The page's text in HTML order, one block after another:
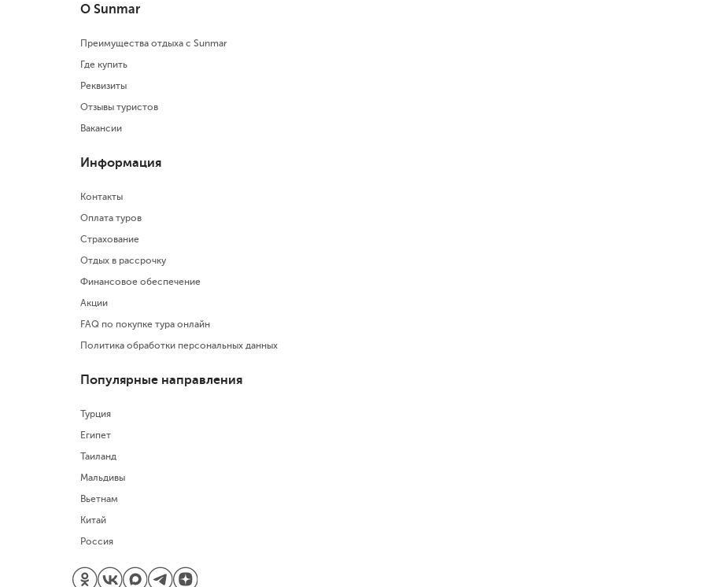
О Sunmar
Преимущества отдыха с Sunmar
Где купить
Реквизиты
Отзывы туристов
Вакансии
Информация
Контакты
Оплата туров
Страхование
Отдых в рассрочку
Финансовое обеспечение
Акции
FAQ по покупке тура онлайн
Политика обработки персональных данных
Популярные направления
Турция
Египет
Таиланд
Мальдивы
Вьетнам
Китай
Россия